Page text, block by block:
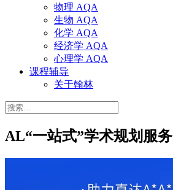
物理 AQA
生物 AQA
化学 AQA
经济学 AQA
心理学 AQA
课程辅导
关于翰林
搜
AL“一站式”学术规划服务